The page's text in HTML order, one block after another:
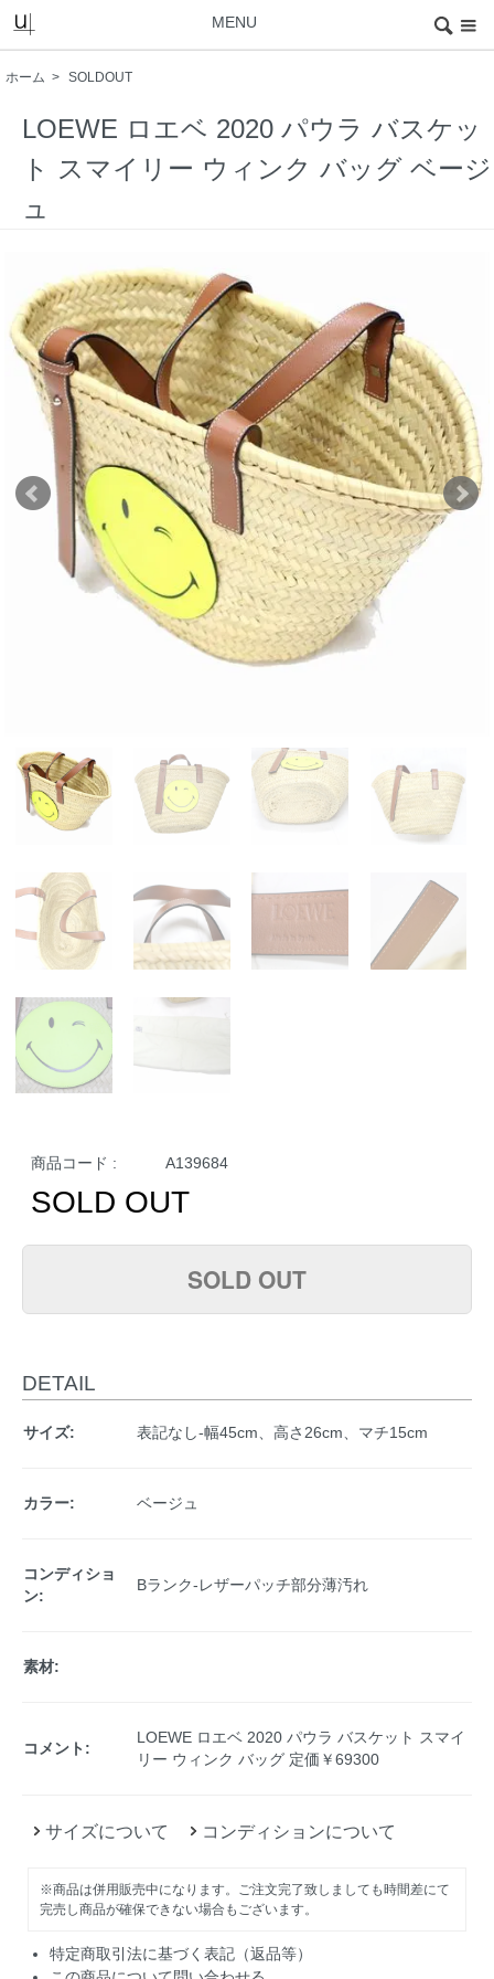
MENU
ホーム > SOLDOUT
LOEWE ロエベ 2020 パウラ バスケッ
ト スマイリー ウィンク バッグ ベージ
ュ
商品コード : A139684
SOLD OUT
SOLD OUT
DETAIL
サイズ: 表記なし-幅45cm、高さ26cm、マチ15cm
カラー: ベージュ
コンディショ
ン:
Bランク-レザーパッチ部分薄汚れ
素材:
コメント:
LOEWE ロエベ 2020 パウラ バスケット スマイ
リー ウィンク バッグ 定価￥69300
サイズについて コンディションについて
※商品は併用販売中になります。ご注文完了致しましても時間差にて
完売し商品が確保できない場合もございます。
特定商取引法に基づく表記（返品等）